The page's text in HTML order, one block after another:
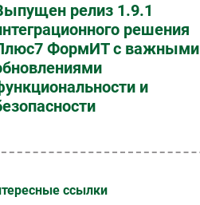
релиз 1.9.1
решения
ФормИТ с важными
и
ссылки